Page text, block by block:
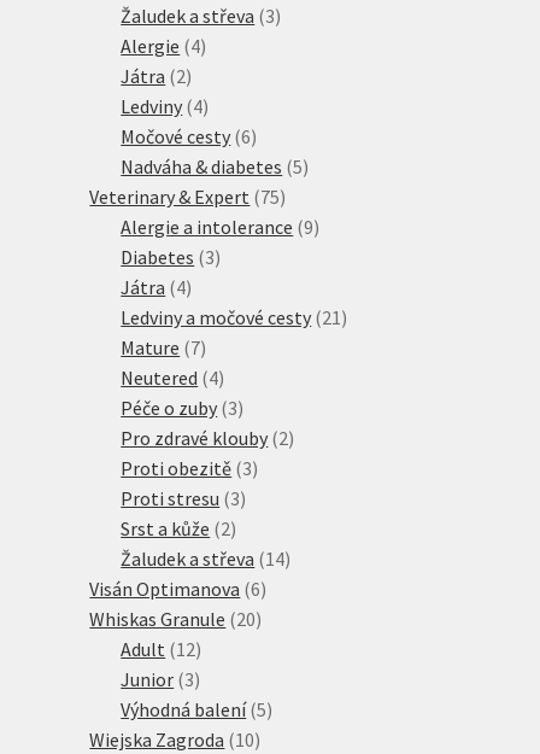
produktů
Žaludek a střeva 33
Alergie 44
Játra 22
produkty
Ledviny 44
produkty
Močové cesty 66
produktů
Nadváha & diabetes 55
Veterinary & Expert 7575
produktů
Alergie a intolerance 99
Diabetes 33
Játra 44
produkty
Ledviny a močové cesty 21 21
Mature 77
produktů
Neutered 44
produkty
Péče o zuby 33
produkty
Pro zdravé klouby 22
Proti obezitě 33
Proti stresu 33
Srst a kůže 22
produkty
Žaludek a střeva 1414
Visán Optimanova 66
produktů
Whiskas Granule 2020
Adult 1212
produktů
Junior 33
produkty
Výhodná balení 55
Wiejska Zagroda 1010